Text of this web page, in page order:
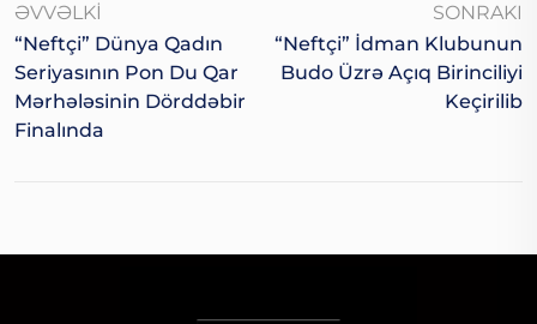
ƏVVƏLKI
“Neftçi” Dünya Qadın
Seriyasının Pon Du Qar
Mərhələsinin Dörddəbir
Finalında
SONRAKI
“Neftçi” İdman Klubunun
Budo Üzrə Açıq Birinciliyi
Keçirilib